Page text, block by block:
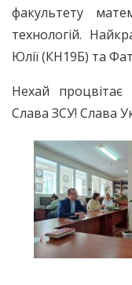
факультету
технологій.
Юлії (КН19Б) та
Нехай
Слава ЗСУ! Слава